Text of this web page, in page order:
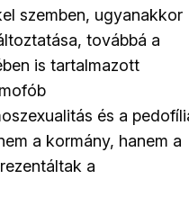
szemben, ugyanakkor
továbbá a
is tartalmazott
és a
a kormány, hanem a
a